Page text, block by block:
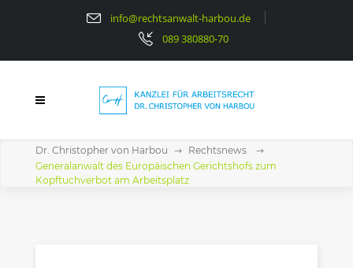
info@rechtsanwalt-harbou.de
089 380880-70
Dr. Christopher von Harbou
Rechtsnews
Generalanwalt des Europäischen Gerichtshofs zum
Kopftuchverbot am Arbeitsplatz